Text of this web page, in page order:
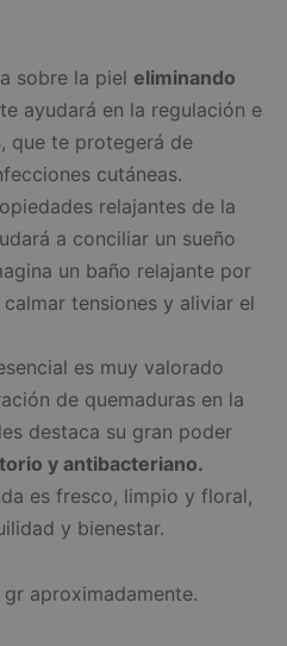
sobre la piel eliminando
ayudará en la regulación e
, que te protegerá de
cutáneas.
relajantes de la
a conciliar un sueño
un baño relajante por
tensiones y aliviar el
es muy valorado
de quemaduras en la
destaca su gran poder
y antibacteriano.
es fresco, limpio y floral,
y bienestar.
aproximadamente.